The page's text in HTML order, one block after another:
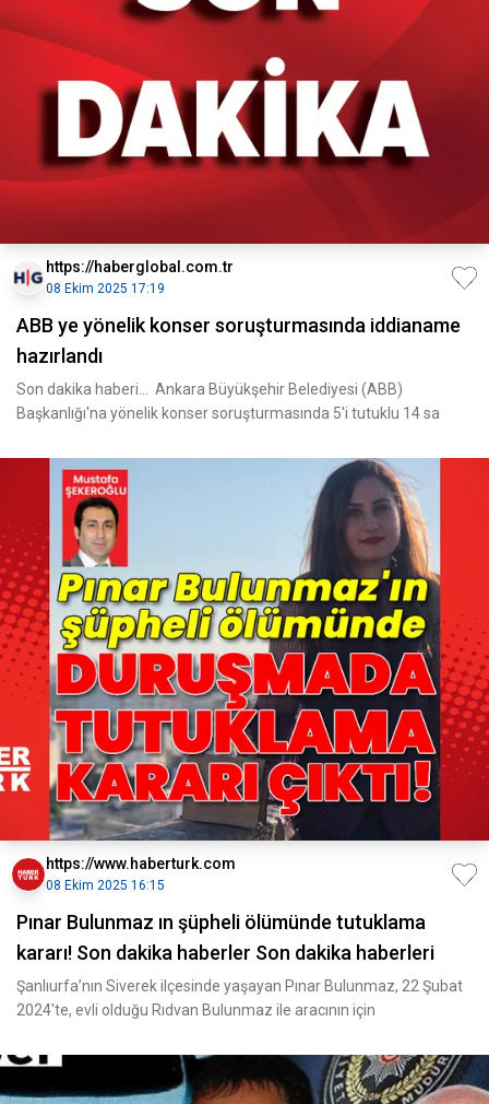
https://haberglobal.com.tr
08 Ekim 2025 17:19
ABB ye yönelik konser soruşturmasında iddianame
hazırlandı
Son dakika haberi... Ankara Büyükşehir Belediyesi (ABB)
Başkanlığı'na yönelik konser soruşturmasında 5'i tutuklu 14 sa
https://www.haberturk.com
08 Ekim 2025 16:15
Pınar Bulunmaz ın şüpheli ölümünde tutuklama
kararı! Son dakika haberler Son dakika haberleri
Şanlıurfa’nın Siverek ilçesinde yaşayan Pınar Bulunmaz, 22 Şubat
2024'te, evli olduğu Rıdvan Bulunmaz ile aracının için